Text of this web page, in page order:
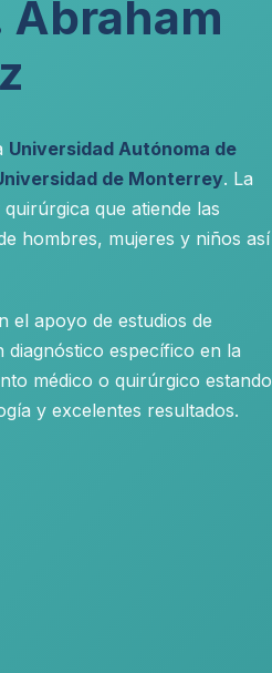
Abraham
Universidad Autónoma de
de Monterrey. La
que atiende las
hombres, mujeres y niños así
el apoyo de estudios de
específico en la
médico o quirúrgico estando
y excelentes resultados.